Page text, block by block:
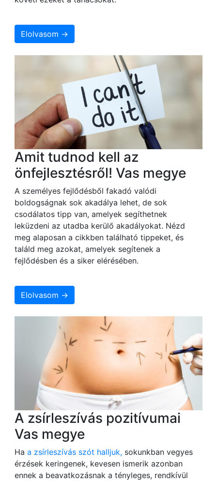
Elolvasom →
Amit tudnod kell az
önfejlesztésről! Vas megye
A személyes fejlődésből fakadó valódi
boldogságnak sok akadálya lehet, de sok
csodálatos tipp van, amelyek segíthetnek
leküzdeni az utadba kerülő akadályokat. Nézd
meg alaposan a cikkben található tippeket, és
találd meg azokat, amelyek segítenek a
fejlődésben és a siker elérésében.
Elolvasom →
A zsírleszívás pozitívumai
Vas megye
Ha a zsírleszívás szót halljuk, sokunkban vegyes
érzések keringenek, kevesen ismerik azonban
ennek a beavatkozásnak a tényleges, rendkívül